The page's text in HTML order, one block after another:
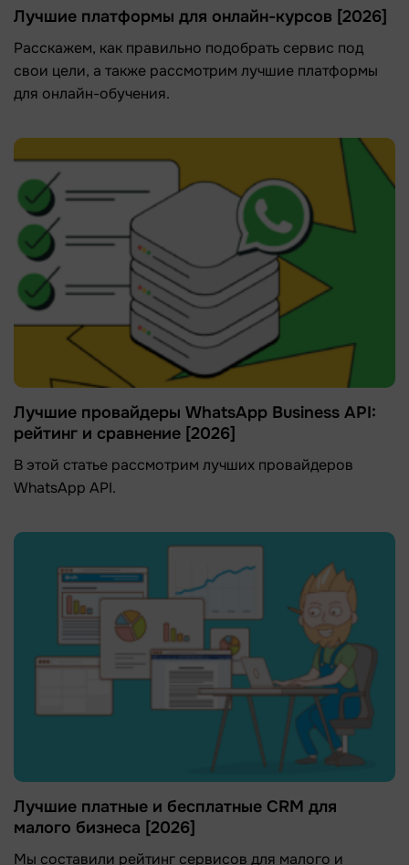
Лучшие платформы для онлайн-курсов [2026]
Расскажем, как правильно подобрать сервис под
свои цели, а также рассмотрим лучшие платформы
для онлайн-обучения.
Лучшие провайдеры WhatsApp Business API:
рейтинг и сравнение [2026]
В этой статье рассмотрим лучших провайдеров
WhatsApp API.
Лучшие платные и бесплатные CRM для
малого бизнеса [2026]
Мы составили рейтинг сервисов для малого и